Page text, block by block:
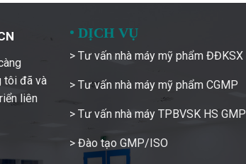
tôi đã và
liên
• DỊCH VỤ
> Tư vấn nhà máy mỹ phẩm ĐĐKSX
> Tư vấn nhà máy mỹ phẩm CGMP
> Tư vấn nhà máy TPBVSK HS GMP
> Đào tạo GMP/ISO